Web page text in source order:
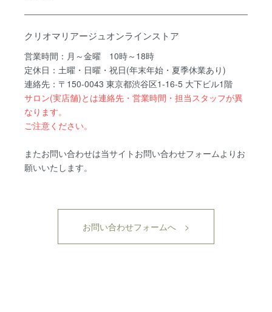
クリオマリアージュオンラインストア
営業時間：月～金曜 10時～18時
定休日：土曜・日曜・祝日(年末年始・夏季休業あり)
連絡先：〒150-0043 東京都渋谷区1-16-5 大下ビル1階
サロン(実店舗)とは連絡先・営業時間・担当スタッフが異
なります。
ご注意ください。
またお問い合わせは当サイトお問い合わせフォームよりお
願いいたします。
お問い合わせフォームへ >